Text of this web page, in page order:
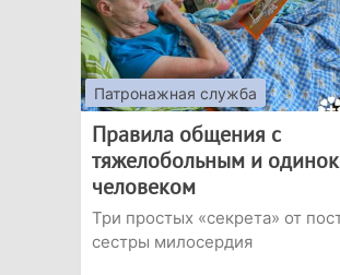
Патронажная служба
Правила общения с
тяжелобольным и
человеком
Три простых «секрета» от
сестры милосердия